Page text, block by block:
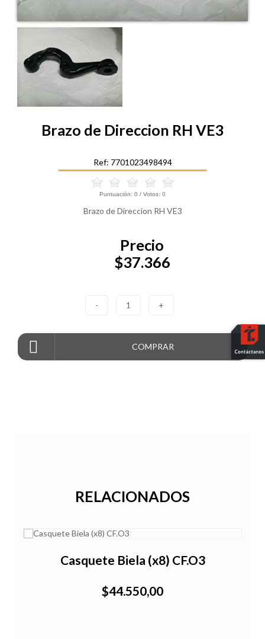
Brazo de Direccion RH VE3
Ref: 7701023498494
Puntuación: 0 / Votos: 0
Brazo de Direccion RH VE3
Precio
$37.366
- 1 +
COMPRAR
RELACIONADOS
Casquete Biela (x8) CF.O3
$44.550,00